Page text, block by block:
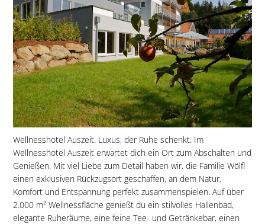
Wellnesshotel Auszeit. Luxus, der Ruhe schenkt. Im
Wellnesshotel Auszeit erwartet dich ein Ort zum Abschalten und
Genießen. Mit viel Liebe zum Detail haben wir, die Familie Wölfl
einen exklusiven Rückzugsort geschaffen, an dem Natur,
Komfort und Entspannung perfekt zusammenspielen. Auf über
2.000 m² Wellnessfläche genießt du ein stilvolles Hallenbad,
elegante Ruheräume, eine feine Tee- und Getränkebar, einen